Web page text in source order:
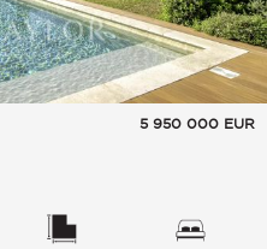
5 950 000 EUR